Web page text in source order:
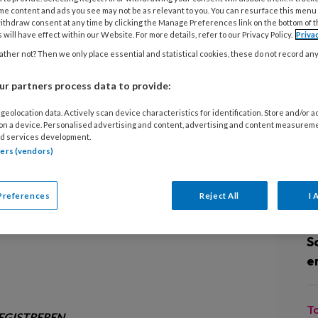
de kinderopvang nog uit kant-en-
anders! In dit dossier vertelt
dat je steeds bij dezelfde
van Heusden laat zien wat
kunt maken met bso-kinderen:
eerst nemen we een kijkje bij
van Kleintjekunst. Toneel,
dreumesen en peuters. Veel
content and ads you see may not be as relevant to you. You can resurface this
consent at any time by clicking the Manage Preferences link on the bottom of
will have effect within our Website. For more details, refer to our Privacy Policy.
not? Then we only place essential and statistical cookies, these do not record
partners process data to provide:
data. Actively scan device characteristics for identification. Store and/or
a device. Personalised advertising and content, advertising and content
services development.
(vendors)
Reject All I